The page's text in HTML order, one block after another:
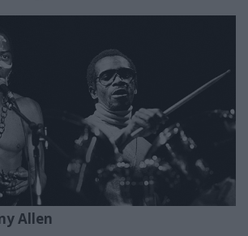
Allen